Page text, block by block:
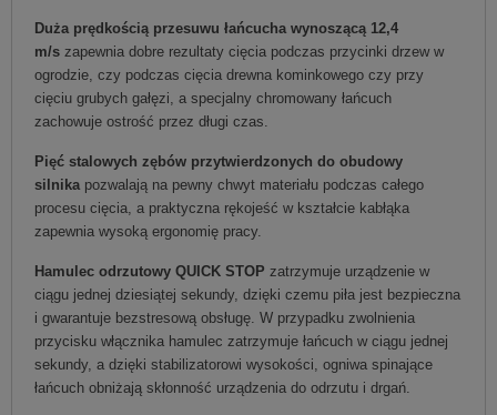
Duża prędkością przesuwu łańcucha wynoszącą 12,4
m/s zapewnia dobre rezultaty cięcia podczas przycinki drzew w
ogrodzie, czy podczas cięcia drewna kominkowego czy przy
cięciu grubych gałęzi, a specjalny chromowany łańcuch
zachowuje ostrość przez długi czas.
Pięć stalowych zębów przytwierdzonych do obudowy
silnika pozwalają na pewny chwyt materiału podczas całego
procesu cięcia, a praktyczna rękojeść w kształcie kabłąka
zapewnia wysoką ergonomię pracy.
Hamulec odrzutowy QUICK STOP zatrzymuje urządzenie w
ciągu jednej dziesiątej sekundy, dzięki czemu piła jest bezpieczna
i gwarantuje bezstresową obsługę. W przypadku zwolnienia
przycisku włącznika hamulec zatrzymuje łańcuch w ciągu jednej
sekundy, a dzięki stabilizatorowi wysokości, ogniwa spinające
łańcuch obniżają skłonność urządzenia do odrzutu i drgań.